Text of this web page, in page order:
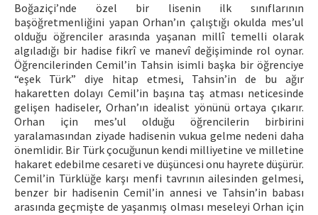
Boğaziçi’nde özel bir lisenin ilk sınıflarının
başöğretmenliğini yapan Orhan’ın çalıştığı okulda mes’ul
olduğu öğrenciler arasında yaşanan millî temelli olarak
algıladığı bir hadise fikrî ve manevî değişiminde rol oynar.
Öğrencilerinden Cemil’in Tahsin isimli başka bir öğrenciye
“eşek Türk” diye hitap etmesi, Tahsin’in de bu ağır
hakaretten dolayı Cemil’in başına taş atması neticesinde
gelişen hadiseler, Orhan’ın idealist yönünü ortaya çıkarır.
Orhan için mes’ul olduğu öğrencilerin birbirini
yaralamasından ziyade hadisenin vukua gelme nedeni daha
önemlidir. Bir Türk çocuğunun kendi milliyetine ve milletine
hakaret edebilme cesareti ve düşüncesi onu hayrete düşürür.
Cemil’in Türklüğe karşı menfi tavrının ailesinden gelmesi,
benzer bir hadisenin Cemil’in annesi ve Tahsin’in babası
arasında geçmişte de yaşanmış olması meseleyi Orhan için